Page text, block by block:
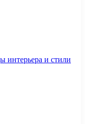
интерьера и стили